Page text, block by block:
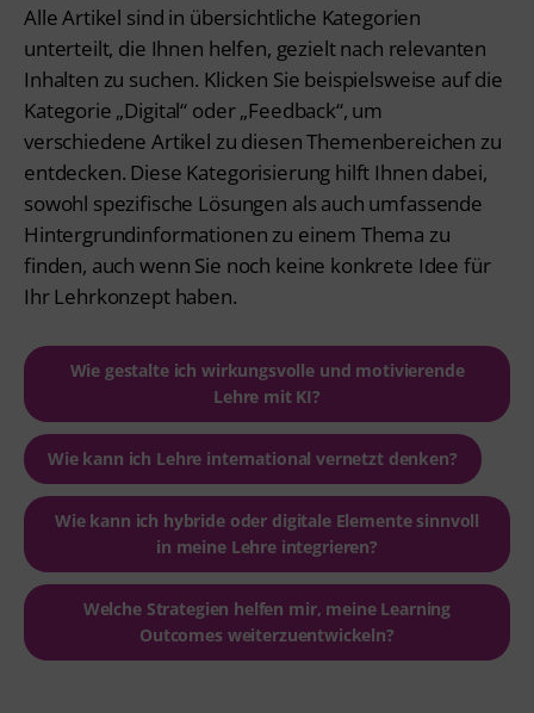
Alle Artikel sind in übersichtliche Kategorien
unterteilt, die Ihnen helfen, gezielt nach relevanten
Inhalten zu suchen. Klicken Sie beispielsweise auf die
Kategorie „Digital“ oder „Feedback“, um
verschiedene Artikel zu diesen Themenbereichen zu
entdecken. Diese Kategorisierung hilft Ihnen dabei,
sowohl spezifische Lösungen als auch umfassende
Hintergrundinformationen zu einem Thema zu
finden, auch wenn Sie noch keine konkrete Idee für
Ihr Lehrkonzept haben.
Wie gestalte ich wirkungsvolle und motivierende
Lehre mit KI?
Wie kann ich Lehre international vernetzt denken?
Wie kann ich hybride oder digitale Elemente sinnvoll
in meine Lehre integrieren?
Welche Strategien helfen mir, meine Learning
Outcomes weiterzuentwickeln?